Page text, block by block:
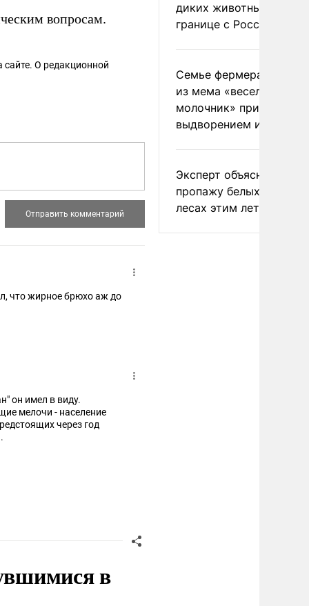
вопросам.
сайте. О редакционной
что жирное брюхо аж до
он имел в виду.
мелочи - население
через год
в
диких животных на
границе с Россией
Семье фермера
из мема «веселый
молочник» пригрозили
выдворением из
Эксперт объяснил
пропажу белых грибов
лесах этим летом